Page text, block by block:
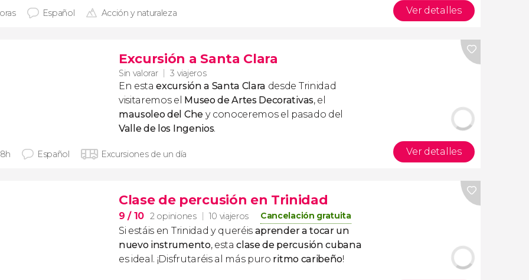
Español Acción y naturaleza Ver detalles
Excursión a Santa Clara
Sin valorar 3 viajeros
En estaexcursión a Santa Clara desde Trinidad
visitaremos el Museo de Artes Decorativas, el
mausoleo del Che y conoceremos el pasado del
Valle de los Ingenios.
Español Excursiones de un día Ver detalles
Clase de percusión en Trinidad
9/ 10 2 opiniones 10 viajeros Cancelación gratuita
Si estáis en Trinidad y queréis aprender a tocar un
nuevo instrumento, estaclase de percusión cubana
es ideal. ¡Disfrutaréis al más puro ritmo caribeño!